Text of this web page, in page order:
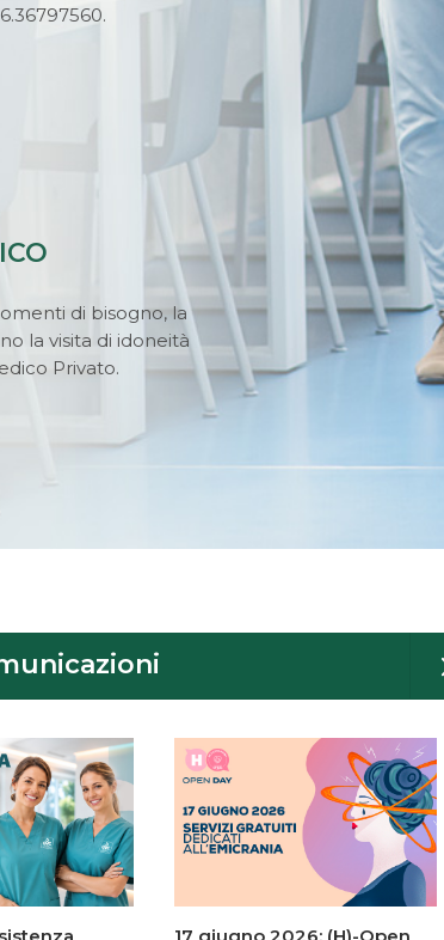
di bisogno, la
la visita di idoneità
Privato.